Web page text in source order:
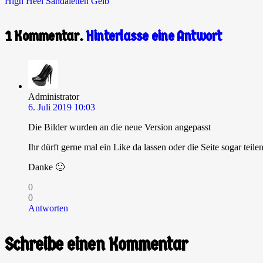
1Kommentar.Hinterlasse eine Antwort
Administrator
6. Juli 2019 10:03
Die Bilder wurden an die neue Version angepasst
Ihr dürft gerne mal ein Like da lassen oder die Seite sogar
Danke 🙂
0
0
Antworten
Schreibe einen Kommentar